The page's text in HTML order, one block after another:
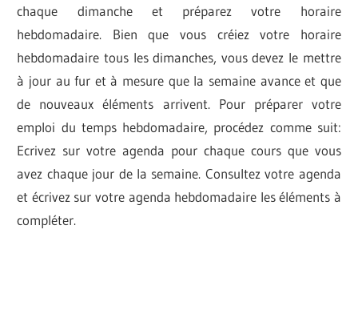
chaque dimanche et préparez votre horaire
hebdomadaire. Bien que vous créiez votre horaire
hebdomadaire tous les dimanches, vous devez le mettre
à jour au fur et à mesure que la semaine avance et que
de nouveaux éléments arrivent. Pour préparer votre
emploi du temps hebdomadaire, procédez comme suit:
Ecrivez sur votre agenda pour chaque cours que vous
avez chaque jour de la semaine. Consultez votre agenda
et écrivez sur votre agenda hebdomadaire les éléments à
compléter.